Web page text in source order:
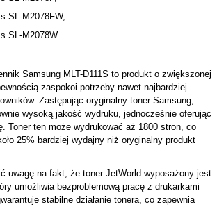
SL-M2078FW,
SL-M2078W
Samsung MLT-D111S to produkt o zwiększonej
zaspokoi potrzeby nawet najbardziej
Zastępując oryginalny toner Samsung,
wysoką jakość wydruku, jednocześnie oferując
Toner ten może wydrukować aż 1800 stron, co
25% bardziej wydajny niż oryginalny produkt
uwagę na fakt, że toner JetWorld wyposażony jest
umożliwia bezproblemową pracę z drukarkami
stabilne działanie tonera, co zapewnia